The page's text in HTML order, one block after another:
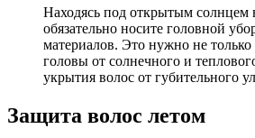
Находясь под открытым солнцем
обязательно носите головной
материалов. Это нужно не только
головы от солнечного и
укрытия волос от губительного
Защита волос летом